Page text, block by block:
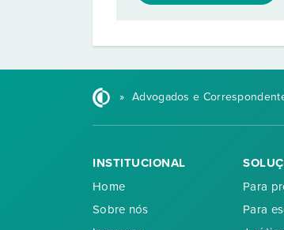
» Advogados e
INSTITUCIONAL
Home
Sobre nós
Para
Para